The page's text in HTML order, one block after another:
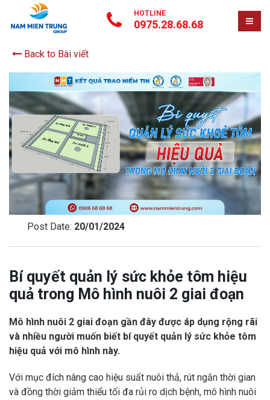
HOTLINE
0975.28.68.68
Back to Bài viết
Post Date: 20/01/2024
Bí quyết quản lý sức khỏe tôm hiệu
quả trong Mô hình nuôi 2 giai đoạn
Mô hình nuôi 2 giai đoạn gần đây được áp dụng rộng rãi
và nhiều người muốn biết bí quyết quản lý sức khỏe tôm
hiệu quả với mô hình này.
Với mục đích nâng cao hiệu suất nuôi thả, rút ngắn thời gian
và đồng thời giảm thiểu tối đa rủi ro dịch bệnh, mô hình nuôi